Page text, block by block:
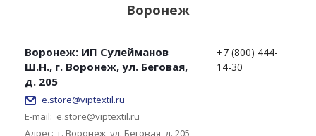
Воронеж
Воронеж: ИП Сулейманов
Ш.Н., г. Воронеж, ул. Беговая,
д. 205
e.store@viptextil.ru
E-mail: e.store@viptextil.ru
Адрес: г. Воронеж, ул. Беговая, д. 205
+7 (800) 444-
14-30